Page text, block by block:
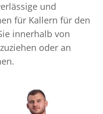
und
für Kallern für den
innerhalb von
oder an